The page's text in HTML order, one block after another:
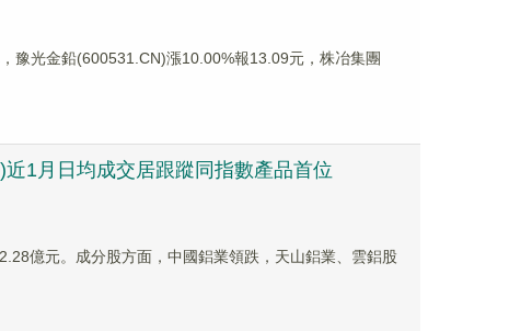
豫光金鉛(600531.CN)漲10.00%報13.09元，株冶集團
1月日均成交居跟蹤同指數產品首位
億元。成分股方面，中國鋁業領跌，天山鋁業、雲鋁股